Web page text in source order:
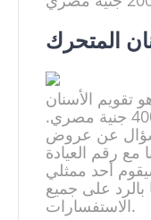
تقويم الأسنان
المتحرك والذي يبدأ من 4000 جنية مصري.
عن عروض
مع رقم العيادة
وسيقوم أحد ممثلي
بالرد على جميع
الاستفسارات.